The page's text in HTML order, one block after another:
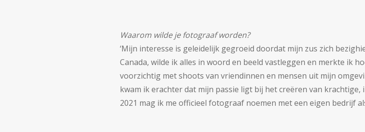
Waarom wilde je fotograaf worden?
‘Mijn interesse is geleidelijk gegroeid doordat mijn zus zich
Canada, wilde ik alles in woord en beeld vastleggen en merkte ik
voorzichtig met shoots van vriendinnen en mensen uit mijn
kwam ik erachter dat mijn passie ligt bij het creëren van
2021 mag ik me officieel fotograaf noemen met een eigen bedrijf